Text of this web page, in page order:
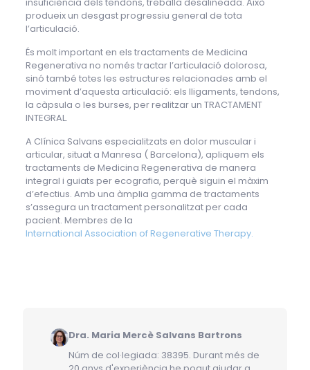
produeix un desgast progressiu general de tota
l’articulació.
És molt important en els tractaments de Medicina
Regenerativa no només tractar l’articulació dolorosa,
sinó també totes les estructures relacionades amb el
moviment d’aquesta articulació: els lligaments, tendons,
la càpsula o les burses, per realitzar un TRACTAMENT
INTEGRAL.
A Clínica Salvans especialitzats en dolor muscular i
articular, situat a Manresa ( Barcelona), apliquem els
tractaments de Medicina Regenerativa de manera
integral i guiats per ecografia, perquè siguin el màxim
d’efectius. Amb una àmplia gamma de tractaments
s’assegura un tractament personalitzat per cada
pacient. Membres de la
International Association of Regenerative Therapy.
Dra. Maria Mercè Salvans Bartrons
Núm de col·legiada: 38395. Durant més de